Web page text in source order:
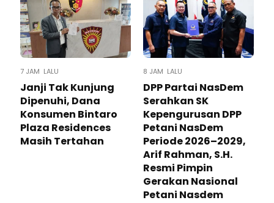
7 JAM LALU
Janji Tak Kunjung
Dipenuhi, Dana
Konsumen Bintaro
Plaza Residences
Masih Tertahan
8 JAM LALU
DPP Partai NasDem
Serahkan SK
Kepengurusan DPP
Petani NasDem
Periode 2026–2029,
Arif Rahman, S.H.
Resmi Pimpin
Gerakan Nasional
Petani Nasdem